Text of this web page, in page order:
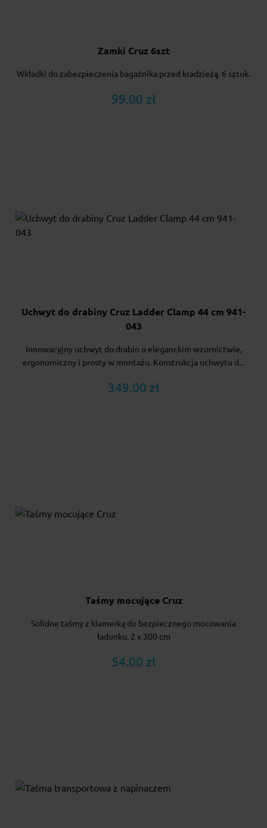
Zamki Cruz 6szt
Wkładki do zabezpieczenia bagażnika przed kradzieżą. 6 sztuk.
99.00 zł
Uchwyt do drabiny Cruz Ladder Clamp 44 cm 941-
043
Innowacyjny uchwyt do drabin o eleganckim wzornictwie,
ergonomiczny i prosty w montażu. Konstrukcja uchwytu d...
349.00 zł
Taśmy mocujące Cruz
Solidne taśmy z klamerką do bezpiecznego mocowania
ładunku. 2 x 300 cm
54.00 zł